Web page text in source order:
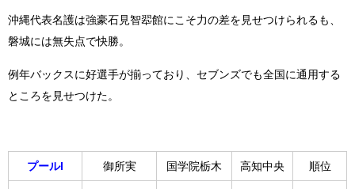
沖縄代表名護は強豪石見智翆館にこそ力の差を見せつけられるも、
磐城には無失点で快勝。
例年バックスに好選手が揃っており、セブンズでも全国に通用する
ところを見せつけた。
プールI 御所実 国学院栃木 高知中央 順位